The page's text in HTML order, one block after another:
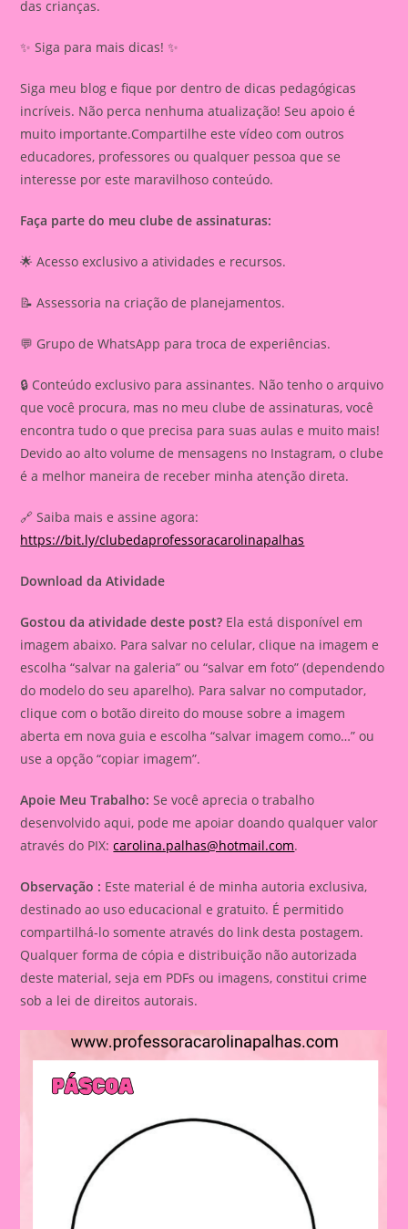
das crianças.
✨ Siga para mais dicas! ✨
Siga meu blog e fique por dentro de dicas pedagógicas
incríveis. Não perca nenhuma atualização! Seu apoio é
muito importante.Compartilhe este vídeo com outros
educadores, professores ou qualquer pessoa que se
interesse por este maravilhoso conteúdo.
Faça parte do meu clube de assinaturas:
🌟 Acesso exclusivo a atividades e recursos.
📝 Assessoria na criação de planejamentos.
💬 Grupo de WhatsApp para troca de experiências.
🔒 Conteúdo exclusivo para assinantes. Não tenho o arquivo
que você procura, mas no meu clube de assinaturas, você
encontra tudo o que precisa para suas aulas e muito mais!
Devido ao alto volume de mensagens no Instagram, o clube
é a melhor maneira de receber minha atenção direta.
🔗 Saiba mais e assine agora:
https://bit.ly/clubedaprofessoracarolinapalhas
Download da Atividade
Gostou da atividade deste post? Ela está disponível em
imagem abaixo. Para salvar no celular, clique na imagem e
escolha “salvar na galeria” ou “salvar em foto” (dependendo
do modelo do seu aparelho). Para salvar no computador,
clique com o botão direito do mouse sobre a imagem
aberta em nova guia e escolha “salvar imagem como…” ou
use a opção “copiar imagem”.
Apoie Meu Trabalho: Se você aprecia o trabalho
desenvolvido aqui, pode me apoiar doando qualquer valor
através do PIX:carolina.palhas@hotmail.com.
Observação : Este material é de minha autoria exclusiva,
destinado ao uso educacional e gratuito. É permitido
compartilhá-lo somente através do link desta postagem.
Qualquer forma de cópia e distribuição não autorizada
deste material, seja em PDFs ou imagens, constitui crime
sob a lei de direitos autorais.